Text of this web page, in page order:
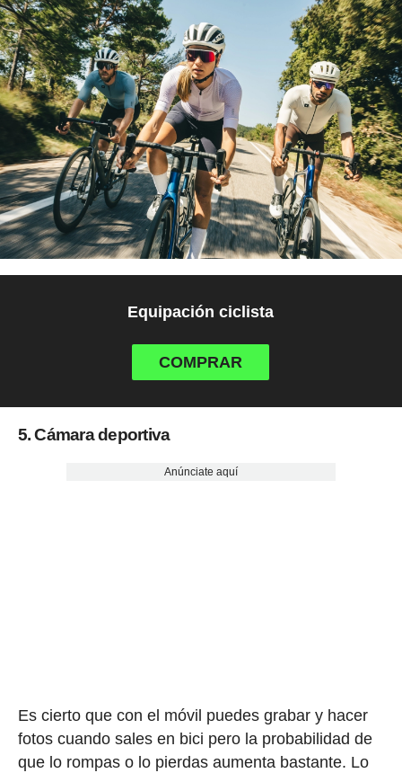
Equipación ciclista
COMPRAR
5. Cámara deportiva
Anúnciate aquí
Es cierto que con el móvil puedes grabar y hacer
fotos cuando sales en bici pero la probabilidad de
que lo rompas o lo pierdas aumenta bastante. Lo